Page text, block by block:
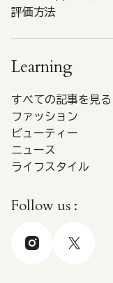
評価方法
Learning
すべての記事を見る
ファッション
ビューティー
ニュース
ライフスタイル
Follow us :